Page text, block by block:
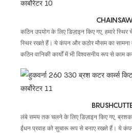
कठिन उपयोग के लिए डिज़ाइन किए गए, हमारे स्थिर
स्थिर रखते हैं। ये कंपन और कठोर मौसम का
कठिन वानिकी कार्यों में भी विश्वसनीय रूप से काम
लंबे समय तक चलने के लिए डिज़ाइन किए गए,
ईंधन प्रवाह को सुचारू रूप से बनाए रखते हैं। ये